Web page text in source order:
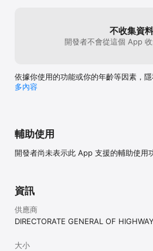
不收集資料
開發者不會從這個 App 收
依據你使用的功能或你的年齡等因素，隱
多內容
輔助使用
開發者尚未表示此 App 支援的輔助使用
資訊
供應商
DIRECTORATE GENERAL OF
大小